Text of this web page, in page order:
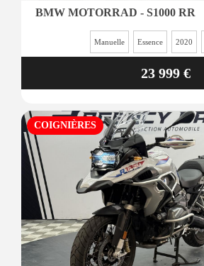
BMW MOTORRAD - S1000 RR
Manuelle Essence 2020
23 999 €
COIGNIÈRES